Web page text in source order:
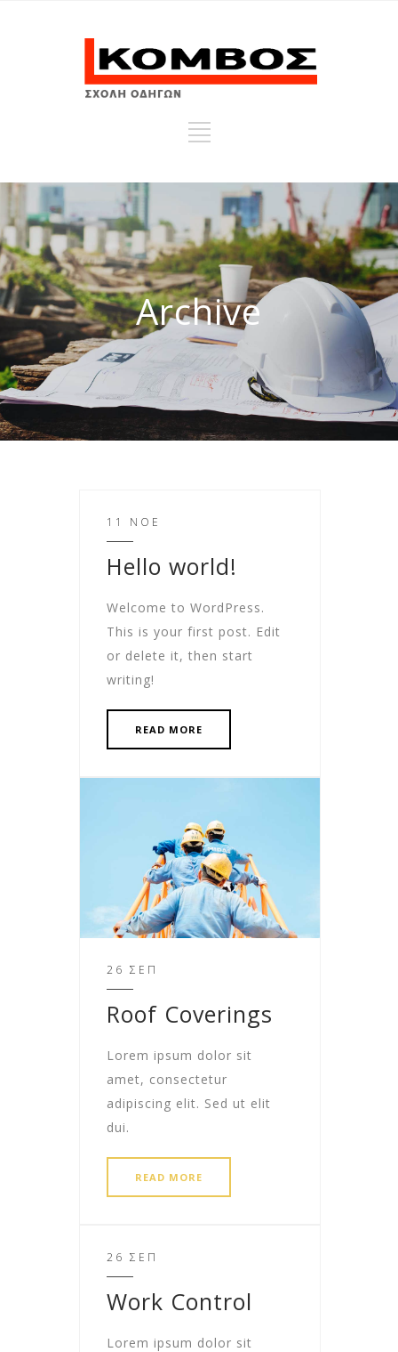
Archive
11 ΝΟΈ
Hello world!
Welcome to WordPress.
This is your first post. Edit
or delete it, then start
writing!
READ MORE
26 ΣΕΠ
Roof Coverings
Lorem ipsum dolor sit
amet, consectetur
adipiscing elit. Sed ut elit
dui.
READ MORE
26 ΣΕΠ
Work Control
Lorem ipsum dolor sit